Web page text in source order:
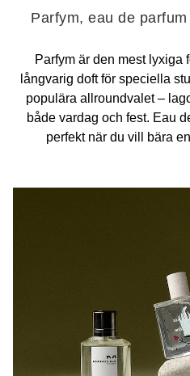
Parfym, eau de
Parfym är den mest lyxiga
långvarig doft för speciella
populära allroundvalet –
både vardag och fest. Eau
perfekt när du vill bära